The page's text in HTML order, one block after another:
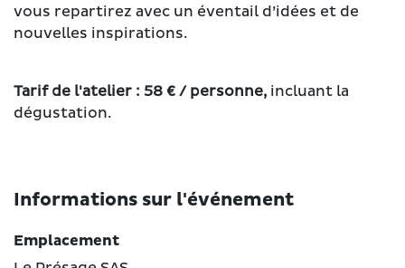
vous repartirez avec un éventail d’idées et de
nouvelles inspirations.
Tarif de l'atelier : 58 € / personne, incluant la
dégustation.
Informations sur l'événement
Emplacement